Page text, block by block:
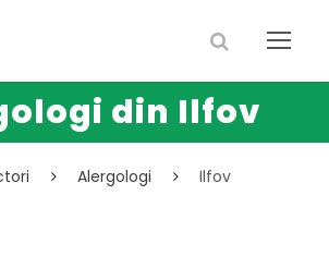
din Ilfov
Alergologi Ilfov